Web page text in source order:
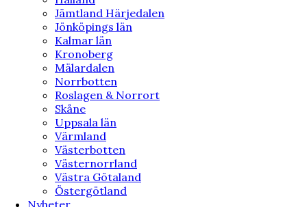
Jämtland Härjedalen
Jönköpings län
Kalmar län
Kronoberg
Mälardalen
Norrbotten
Roslagen & Norrort
Skåne
Uppsala län
Värmland
Västerbotten
Västernorrland
Västra Götaland
Östergötland
Nyheter